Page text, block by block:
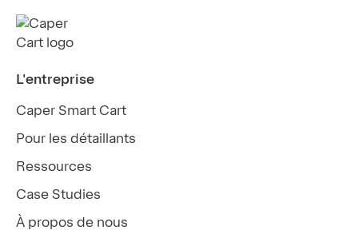
L'entreprise
Caper Smart Cart
Pour les détaillants
Ressources
Case Studies
À propos de nous